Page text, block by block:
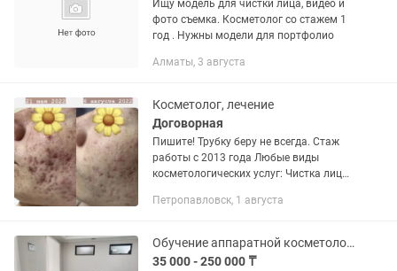
Ищу модель для чистки лица, видео и
фото съемка. Косметолог со стажем 1
год . Нужны модели для портфолио
Алматы, 3 августа
Косметолог, лечение
Договорная
Пишите! Трубку беру не всегда. Стаж
работы с 2013 года Любые виды
косметологических услуг: Чистка лица
Ботокс и мн другое Номер лицензии:
Петропавловск, 1 августа
Обучение аппаратной косметологии.
35 000 - 250 000 ₸